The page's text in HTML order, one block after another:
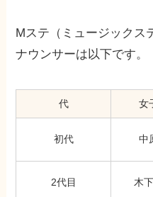
Mステ（ミュージックス
ナウンサーは以下です。
代 女
初代 中
2代目 木